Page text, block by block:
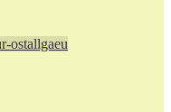
ostallgaeu